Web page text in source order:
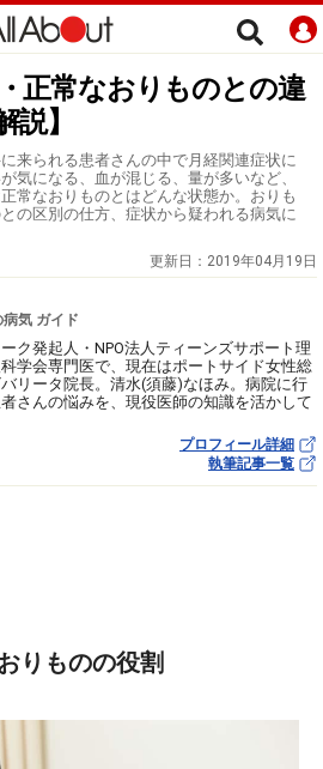
正常なおりものとの違
】
来られる患者さんの中で月経関連症状に
気になる、血が混じる、量が多いなど、
常なおりものとはどんな状態か。おりも
の区別の仕方、症状から疑われる病気に
更新日： 2019年04月19日
気 ガイド
ク発起人・NPO法人ティーンズサポート理
学会専門医で、現在はポートサイド女性総
リータ院長。清水(須藤)なほみ。病院に行
さんの悩みを、現役医師の知識を活かして
プロフィール詳細
執筆記事一覧
りものの役割